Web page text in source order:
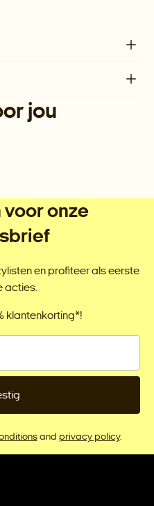
jou
voor onze
en profiteer als eerste
acties.
klantenkorting*!
and privacy policy.